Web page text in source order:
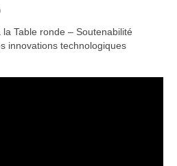
Table ronde – Soutenabilité
innovations technologiques